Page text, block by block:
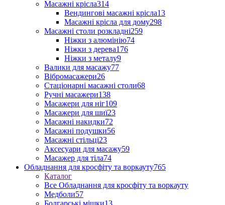
Масажні крісла314
Вендингові масажні крісла13
Масажні крісла для дому298
Масажні столи розкладні259
Ніжки з алюмінію74
Ніжки з дерева176
Ніжки з металу9
Валики для масажу77
Вібромасажери26
Стаціонарні масажні столи68
Ручні масажери138
Масажери для ніг109
Масажери для шиї23
Масажні накидки72
Масажні подушки56
Масажні стільці23
Аксесуари для масажу59
Масажер для тіла74
Обладнання для кросфіту та воркауту765
Каталог
Все Обладнання для кросфіту та воркауту
Медболи57
Болгарські мішки13